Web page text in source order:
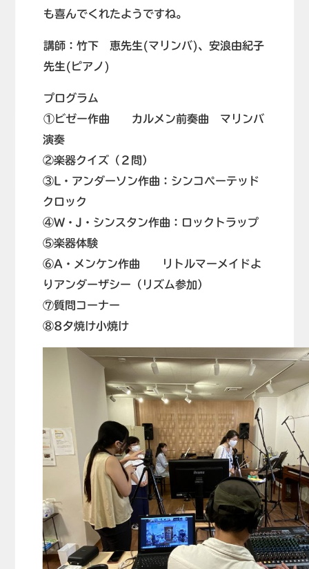
も喜んでくれたようですね。
講師：竹下 恵先生(マリンバ)、安浪由紀子
先生(ピアノ)
プログラム
①ビゼー作曲 カルメン前奏曲 マリンバ
演奏
②楽器クイズ（２問）
③L・アンダーソン作曲：シンコぺーテッド
クロック
④W・J・シンスタン作曲：ロックトラップ
⑤楽器体験
⑥A・メンケン作曲 リトルマーメイドよ
りアンダーザシー（リズム参加）
⑦質問コーナー
⑧8夕焼け小焼け